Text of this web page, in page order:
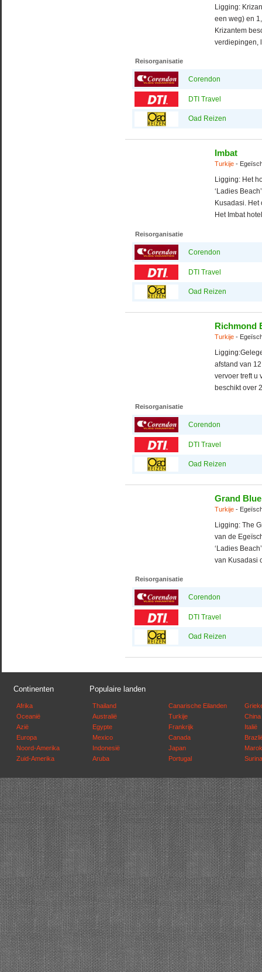
Ligging:
een weg) en
Krizantem
verdiepingen,
Reisorganisatie
Corendon
DTI Travel
Oad Reizen
Imbat
Turkije -
Ligging: Het
‘Ladies
Kusadasi.
Het Imbat
Reisorganisatie
Corendon
DTI Travel
Oad Reizen
Richmond
Turkije -
afstand van
vervoer treft u
beschikt over
Reisorganisatie
Corendon
DTI Travel
Oad Reizen
Grand
Turkije -
Ligging: The
van de
‘Ladies
van Kusadasi
Reisorganisatie
Corendon
DTI Travel
Oad Reizen
Continenten
Afrika
Oceanië
Azië
Europa
Noord-Amerika
Zuid-Amerika
Populaire landen
Thailand
Australië
Egypte
Mexico
Indonesië
Aruba
Canarische Eilanden
Turkije
Frankrijk
Canada
Japan
Portugal
China
Italië